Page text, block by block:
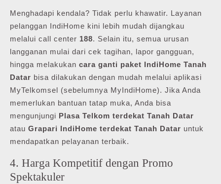
Menghadapi kendala? Tidak perlu khawatir. Layanan
pelanggan IndiHome kini lebih mudah dijangkau
melalui call center 188. Selain itu, semua urusan
langganan mulai dari cek tagihan, lapor gangguan,
hingga melakukan cara ganti paket IndiHome Tanah
Datar bisa dilakukan dengan mudah melalui aplikasi
MyTelkomsel (sebelumnya MyIndiHome). Jika Anda
memerlukan bantuan tatap muka, Anda bisa
mengunjungi Plasa Telkom terdekat Tanah Datar
atau Grapari IndiHome terdekat Tanah Datar untuk
mendapatkan pelayanan terbaik.
4. Harga Kompetitif dengan Promo
Spektakuler